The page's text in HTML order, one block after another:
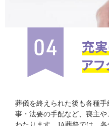
葬儀を終えられた後も各種
事・法要の手配など、喪主